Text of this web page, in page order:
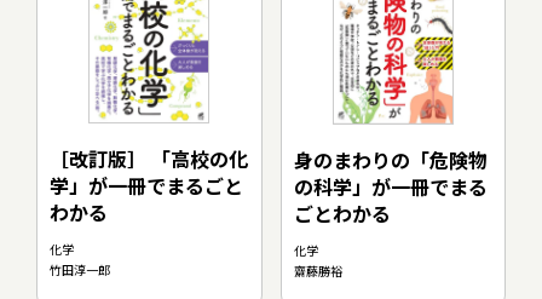
［改訂版］ 「高校の化
学」が一冊でまるごと
わかる
化学
竹田淳一郎
身のまわりの「危険物
の科学」が一冊でまる
ごとわかる
化学
齋藤勝裕